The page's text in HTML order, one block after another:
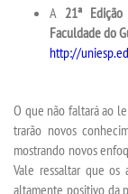
DESTAQUES
UNIESP NEWS
REPOSITÓRIO
PPC
A 21ª Edição
Faculdade do
http://
O que não faltará ao
trarão novos
mostrando novos
Vale ressaltar que os
altamente positivo da